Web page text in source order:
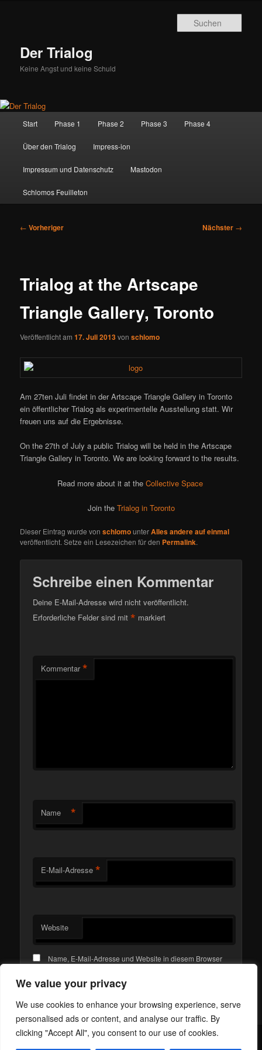
We value your privacy
We use cookies to enhance your browsing experience, serve
personalised ads or content, and analyse our traffic. By
clicking "Accept All", you consent to our use of cookies.
Der Trialog
Keine Angst und keine Schuld
Start Phase 1 Phase 2 Phase 3 Phase 4
Über den Trialog Impress-ion
Impressum und Datenschutz Mastodon
Schlomos Feuilleton
Beitragsnavigation
← Vorheriger Nächster →
Trialog at the Artscape
Triangle Gallery, Toronto
Veröffentlicht am17. Juli 2013vonschlomo
Am 27ten Juli findet in der Artscape Triangle Gallery in Toronto
ein öffentlicher Trialog als experimentelle Ausstellung statt. Wir
freuen uns auf die Ergebnisse.
On the 27th of July a public Trialog will be held in the Artscape
Triangle Gallery in Toronto. We are looking forward to the results.
Read more about it at the Collective Space
Join the Trialog in Toronto
Dieser Eintrag wurde vonschlomounterAlles andere auf einmal
veröffentlicht. Setze ein Lesezeichen für den Permalink.
Schreibe einen Kommentar
Deine E-Mail-Adresse wird nicht veröffentlicht.
Erforderliche Felder sind mit* markiert
Kommentar *
Name *
E-Mail-Adresse *
Website
Name, E-Mail-Adresse und Website in diesem Browser